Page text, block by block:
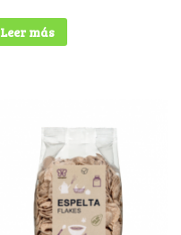
Leer más